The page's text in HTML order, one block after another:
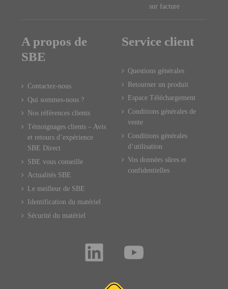
sur facture
A propos de
SBE
Contactez-nous
Qui sommes-nous ?
Nos références clients
Témoignages clients – Avis
et retours d’expérience
SBE Direct
SBE vous conseille
Actualités SBE
Le meilleur de SBE
Identification du matériel
Sécurité du matériel
Service client
Questions générales
Retourner un produit
Espace Téléchargement
Conditions générales de
vente
Conditions générales
d’utilisation
Vos données sûres et
confidentielles